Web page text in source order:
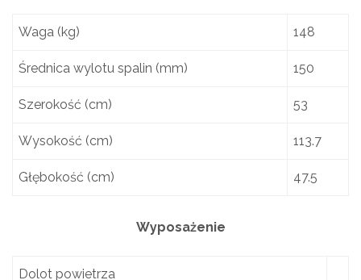
Waga (kg) 148
Średnica wylotu spalin (mm) 150
Szerokość (cm) 53
Wysokość (cm) 113.7
Głębokość (cm) 47.5
Wyposażenie
Dolot powietrza